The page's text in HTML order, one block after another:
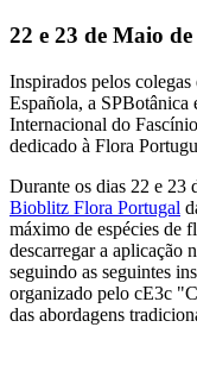
22 e 23 de Maio de
Inspirados pelos
Española, a
Internacional do
dedicado à Flora
Durante os dias 22 e 23
Bioblitz Flora Portugal
máximo de espécies de
descarregar a aplicação
seguindo as seguintes
organizado pelo cE3c
das abordagens